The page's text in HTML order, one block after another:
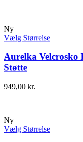
Ny
Vælg Størrelse
Aurelka Velcrosko
Støtte
949,00 kr.
Ny
Vælg Størrelse